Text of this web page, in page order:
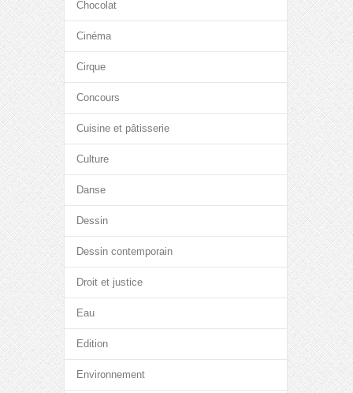
Chocolat
Cinéma
Cirque
Concours
Cuisine et pâtisserie
Culture
Danse
Dessin
Dessin contemporain
Droit et justice
Eau
Edition
Environnement